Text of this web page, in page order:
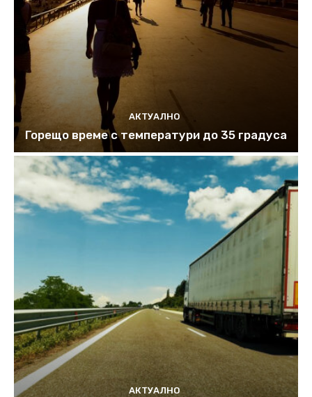
АКТУАЛНО
Горещо време с температури до 35 градуса
АКТУАЛНО